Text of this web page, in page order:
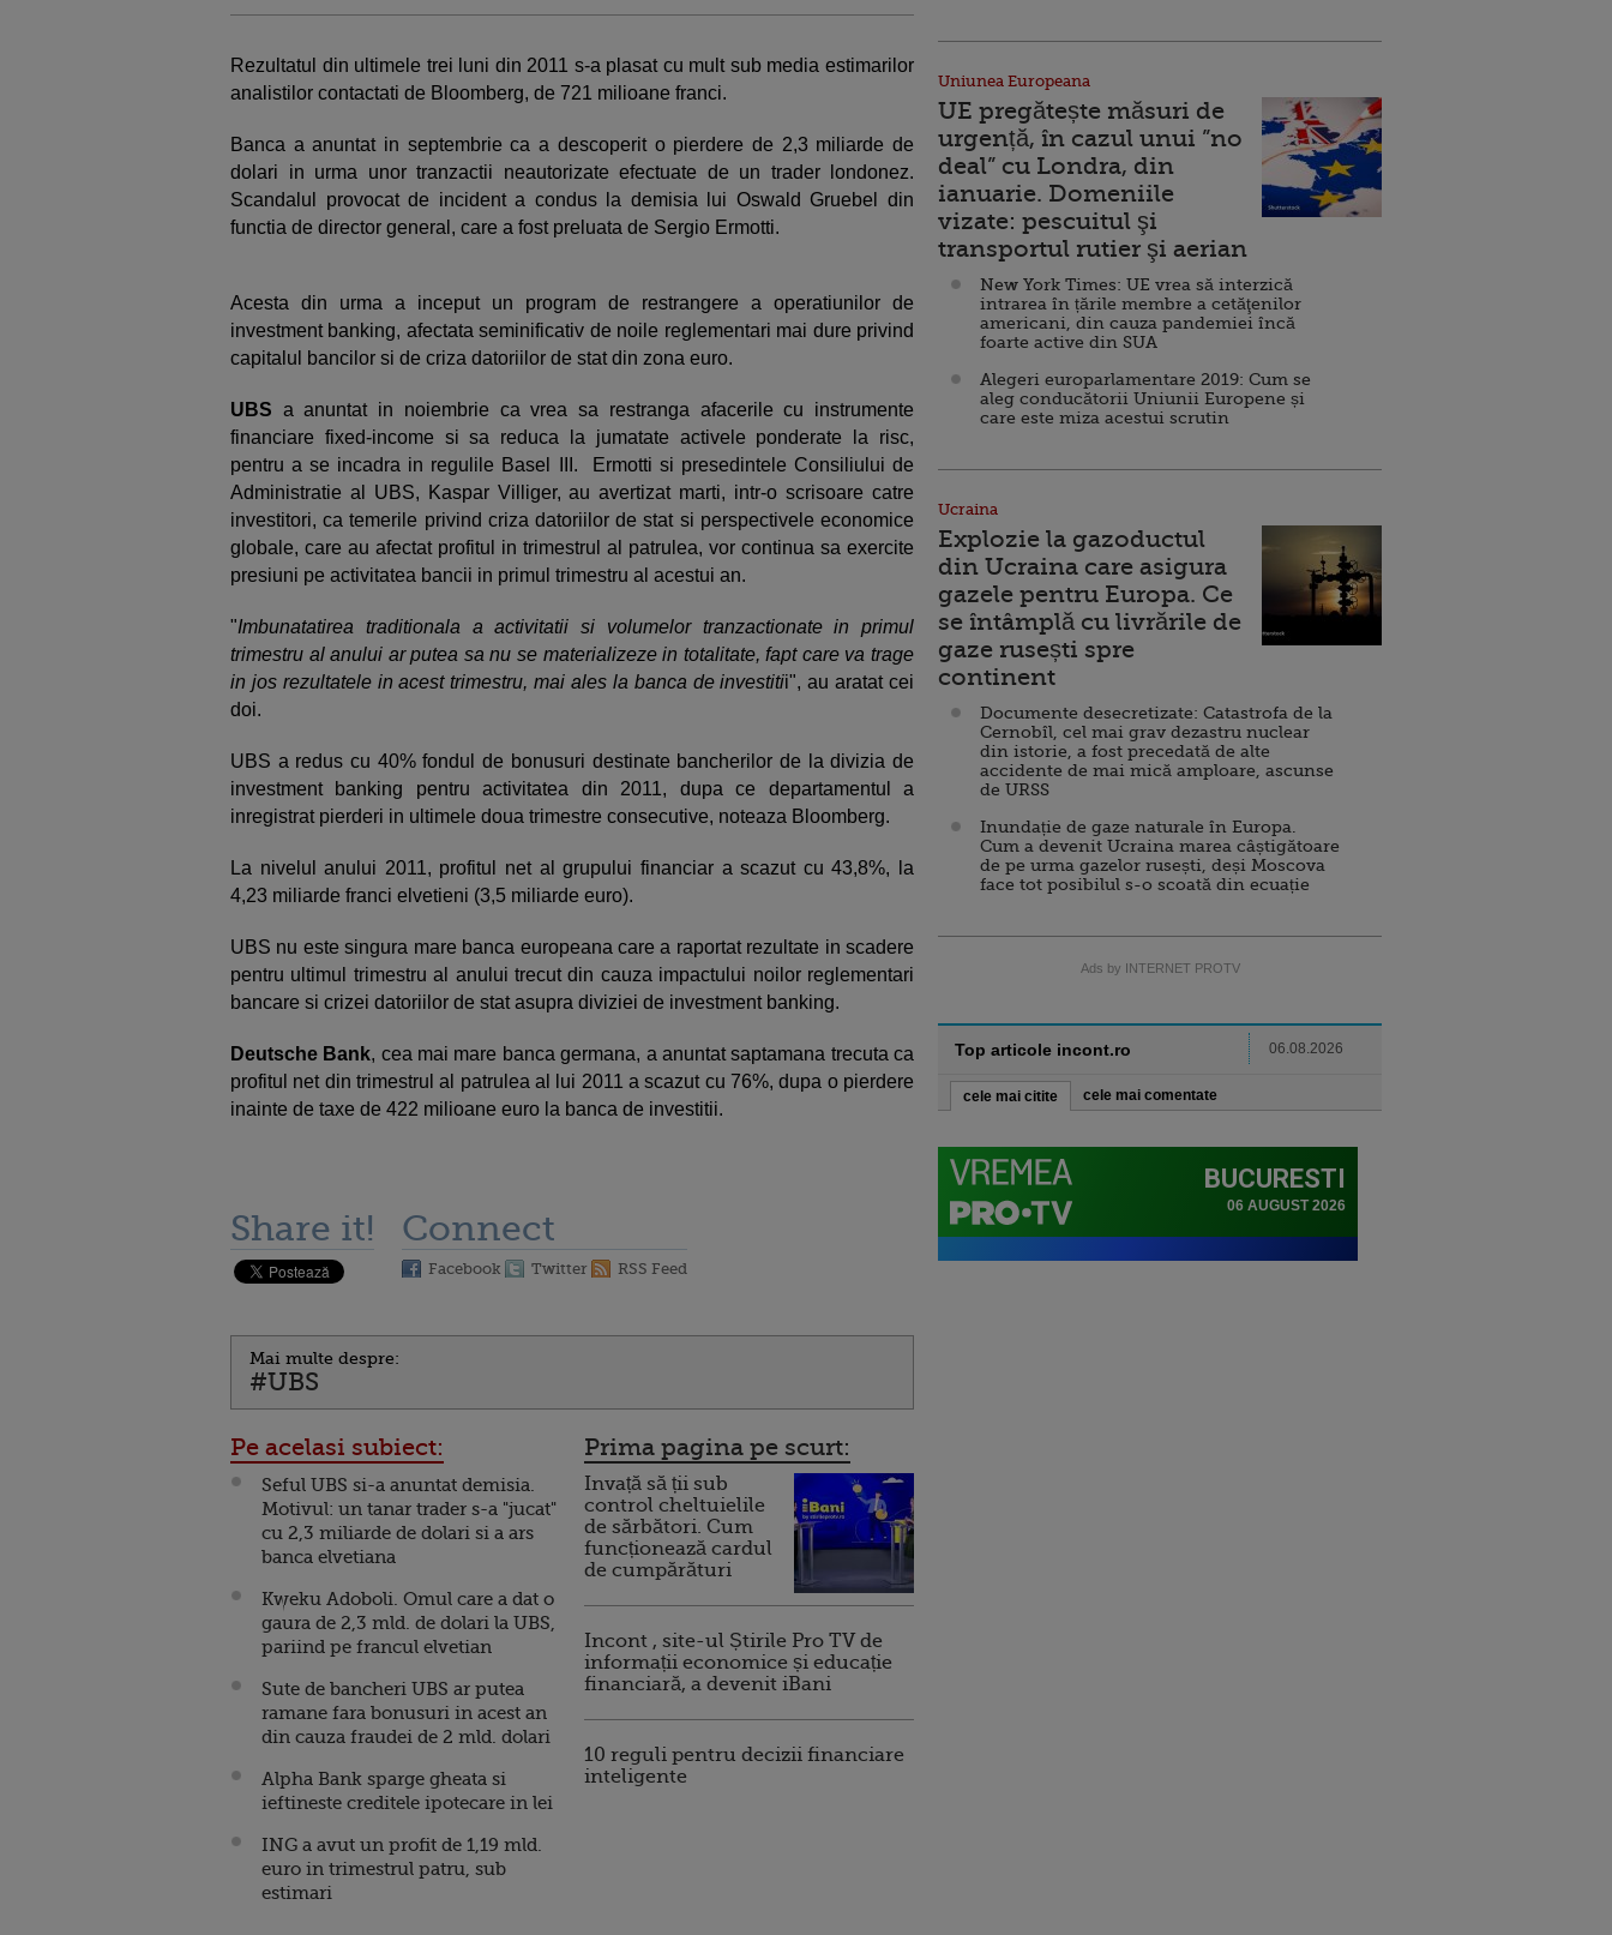
Rezultatul din ultimele trei luni din 2011 s-a plasat cu mult sub media estimarilor
analistilor contactati de Bloomberg, de 721 milioane franci.
Banca a anuntat in septembrie ca a descoperit o pierdere de 2,3 miliarde de
dolari in urma unor tranzactii neautorizate efectuate de un trader londonez.
Scandalul provocat de incident a condus la demisia lui Oswald Gruebel din
functia de director general, care a fost preluata de Sergio Ermotti.
Acesta din urma a inceput un program de restrangere a operatiunilor de
investment banking, afectata seminificativ de noile reglementari mai dure privind
capitalul bancilor si de criza datoriilor de stat din zona euro.
UBS a anuntat in noiembrie ca vrea sa restranga afacerile cu instrumente
financiare fixed-income si sa reduca la jumatate activele ponderate la risc,
pentru a se incadra in regulile Basel III. Ermotti si presedintele Consiliului de
Administratie al UBS, Kaspar Villiger, au avertizat marti, intr-o scrisoare catre
investitori, ca temerile privind criza datoriilor de stat si perspectivele economice
globale, care au afectat profitul in trimestrul al patrulea, vor continua sa exercite
presiuni pe activitatea bancii in primul trimestru al acestui an.
"Imbunatatirea traditionala a activitatii si volumelor tranzactionate in primul
trimestru al anului ar putea sa nu se materializeze in totalitate, fapt care va trage
in jos rezultatele in acest trimestru, mai ales la banca de investitii", au aratat cei
doi.
UBS a redus cu 40% fondul de bonusuri destinate bancherilor de la divizia de
investment banking pentru activitatea din 2011, dupa ce departamentul a
inregistrat pierderi in ultimele doua trimestre consecutive, noteaza Bloomberg.
La nivelul anului 2011, profitul net al grupului financiar a scazut cu 43,8%, la
4,23 miliarde franci elvetieni (3,5 miliarde euro).
UBS nu este singura mare banca europeana care a raportat rezultate in scadere
pentru ultimul trimestru al anului trecut din cauza impactului noilor reglementari
bancare si crizei datoriilor de stat asupra diviziei de investment banking.
Deutsche Bank, cea mai mare banca germana, a anuntat saptamana trecuta ca
profitul net din trimestrul al patrulea al lui 2011 a scazut cu 76%, dupa o pierdere
inainte de taxe de 422 milioane euro la banca de investitii.
Share it! Connect
Facebook Twitter RSS Feed
Mai multe despre:
#UBS
Pe acelasi subiect:
Seful UBS si-a anuntat demisia.
Motivul: un tanar trader s-a "jucat"
cu 2,3 miliarde de dolari si a ars
banca elvetiana
Kweku Adoboli. Omul care a dat o
gaura de 2,3 mld. de dolari la UBS,
pariind pe francul elvetian
Sute de bancheri UBS ar putea
ramane fara bonusuri in acest an
din cauza fraudei de 2 mld. dolari
Alpha Bank sparge gheata si
ieftineste creditele ipotecare in lei
ING a avut un profit de 1,19 mld.
euro in trimestrul patru, sub
estimari
Prima pagina pe scurt:
Invață să ții sub
control cheltuielile
de sărbători. Cum
funcționează cardul
de cumpărături
Incont , site-ul Știrile Pro TV de
informații economice și educație
financiară, a devenit iBani
10 reguli pentru decizii financiare
inteligente
Uniunea Europeana
UE pregătește măsuri de
urgență, în cazul unui ”no
deal” cu Londra, din
ianuarie. Domeniile
vizate: pescuitul şi
transportul rutier şi aerian
New York Times: UE vrea să interzică
intrarea în țările membre a cetăţenilor
americani, din cauza pandemiei încă
foarte active din SUA
Alegeri europarlamentare 2019: Cum se
aleg conducătorii Uniunii Europene și
care este miza acestui scrutin
Ucraina
Explozie la gazoductul
din Ucraina care asigura
gazele pentru Europa. Ce
se întâmplă cu livrările de
gaze rusești spre
continent
Documente desecretizate: Catastrofa de la
Cernobîl, cel mai grav dezastru nuclear
din istorie, a fost precedată de alte
accidente de mai mică amploare, ascunse
de URSS
Inundație de gaze naturale în Europa.
Cum a devenit Ucraina marea câștigătoare
de pe urma gazelor rusești, deși Moscova
face tot posibilul s-o scoată din ecuație
Ads by INTERNET PROTV
Top articole incont.ro 06.08.2026
cele mai citite cele mai comentate